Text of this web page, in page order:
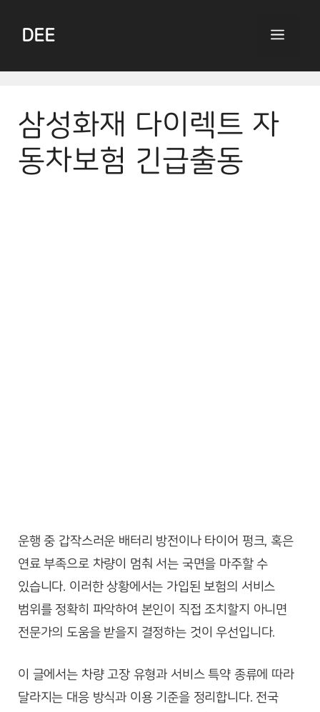
DEE Menu
삼성화재 다이렉트 자
동차보험 긴급출동
운행 중 갑작스러운 배터리 방전이나 타이어 펑크, 혹은
연료 부족으로 차량이 멈춰 서는 국면을 마주할 수
있습니다. 이러한 상황에서는 가입된 보험의 서비스
범위를 정확히 파악하여 본인이 직접 조치할지 아니면
전문가의 도움을 받을지 결정하는 것이 우선입니다.
이 글에서는 차량 고장 유형과 서비스 특약 종류에 따라
달라지는 대응 방식과 이용 기준을 정리합니다. 전국